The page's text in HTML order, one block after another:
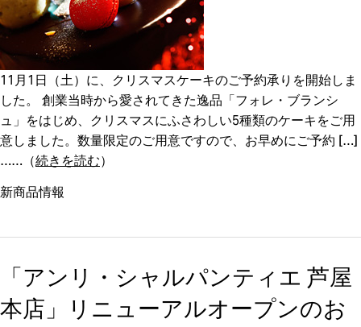
11月1日（土）に、クリスマスケーキのご予約承りを開始しま
した。 創業当時から愛されてきた逸品「フォレ・ブランシ
ュ」をはじめ、クリスマスにふさわしい5種類のケーキをご用
意しました。数量限定のご用意ですので、お早めにご予約 […]
（続きを読む）
新商品情報
「アンリ・シャルパンティエ 芦屋
本店」リニューアルオープンのお